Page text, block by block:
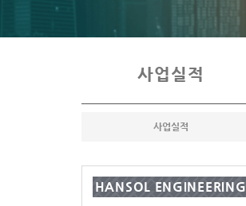
사업실적
사업실적
HANSOL ENGINEERING